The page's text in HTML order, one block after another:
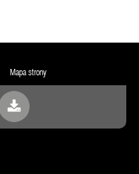
Mapa strony